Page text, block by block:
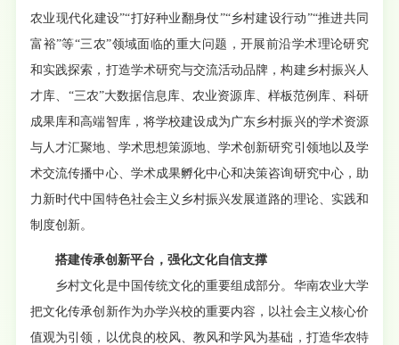
农业现代化建设”“打好种业翻身仗”“乡村建设行动”“推进共同
富裕”等“三农”领域面临的重大问题，开展前沿学术理论研究
和实践探索，打造学术研究与交流活动品牌，构建乡村振兴人
才库、“三农”大数据信息库、农业资源库、样板范例库、科研
成果库和高端智库，将学校建设成为广东乡村振兴的学术资源
与人才汇聚地、学术思想策源地、学术创新研究引领地以及学
术交流传播中心、学术成果孵化中心和决策咨询研究中心，助
力新时代中国特色社会主义乡村振兴发展道路的理论、实践和
制度创新。
搭建传承创新平台，强化文化自信支撑
乡村文化是中国传统文化的重要组成部分。华南农业大学
把文化传承创新作为办学兴校的重要内容，以社会主义核心价
值观为引领，以优良的校风、教风和学风为基础，打造华农特